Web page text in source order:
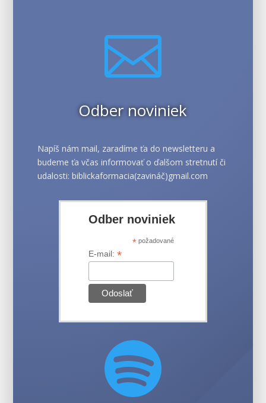

Odber noviniek
Napíš nám mail, zaradíme ťa do newsletteru a
budeme ťa včas informovať o ďalšom stretnutí či
udalosti: biblickaformacia(zavináč)gmail.com
Odber noviniek
*požadované
E-mail: *
